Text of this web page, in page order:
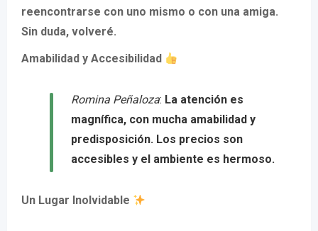
reencontrarse con uno mismo o con una amiga.
Sin duda, volveré.
Amabilidad y Accesibilidad
Romina Peñaloza: La atención es
magnífica, con mucha amabilidad y
predisposición. Los precios son
accesibles y el ambiente es hermoso.
Un Lugar Inolvidable